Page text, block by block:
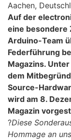
Aachen,
Auf der
eine besondere
Arduino-Team
Federführung
Magazins.
dem
Source-
wird am 8.
Magazin
?Diese
Hommage an